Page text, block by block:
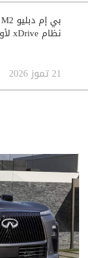
نظام xDrive لأول مرة
21 تموز 2026